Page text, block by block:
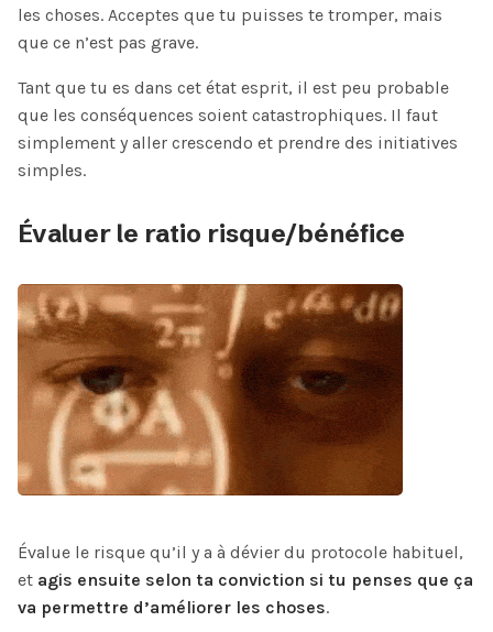
les choses. Acceptes que tu puisses te tromper, mais
que ce n’est pas grave.
Tant que tu es dans cet état esprit, il est peu probable
que les conséquences soient catastrophiques. Il faut
simplement y aller crescendo et prendre des initiatives
simples.
Évaluer le ratio risque/bénéfice
Évalue le risque qu’il y a à dévier du protocole habituel,
et agis ensuite selon ta conviction si tu penses que ça
va permettre d’améliorer les choses.